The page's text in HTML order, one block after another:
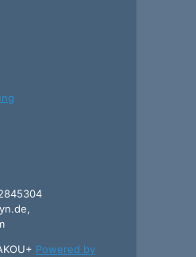
Powered by